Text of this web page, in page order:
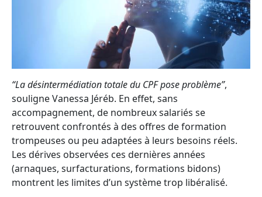
“La désintermédiation totale du CPF pose problème”,
souligne Vanessa Jéréb. En effet, sans
accompagnement, de nombreux salariés se
retrouvent confrontés à des offres de formation
trompeuses ou peu adaptées à leurs besoins réels.
Les dérives observées ces dernières années
(arnaques, surfacturations, formations bidons)
montrent les limites d’un système trop libéralisé.